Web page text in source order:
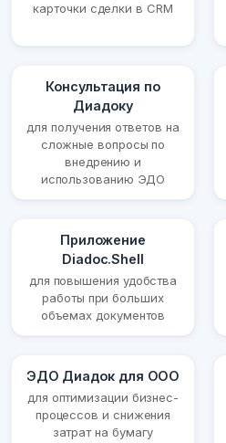
карточки сделки в CRM
Консультация по
Диадоку
для получения ответов на
сложные вопросы по
внедрению и
использованию ЭДО
Приложение
Diadoc.Shell
для повышения удобства
работы при больших
объемах документов
ЭДО Диадок для ООО
для оптимизации бизнес-
процессов и снижения
затрат на бумагу